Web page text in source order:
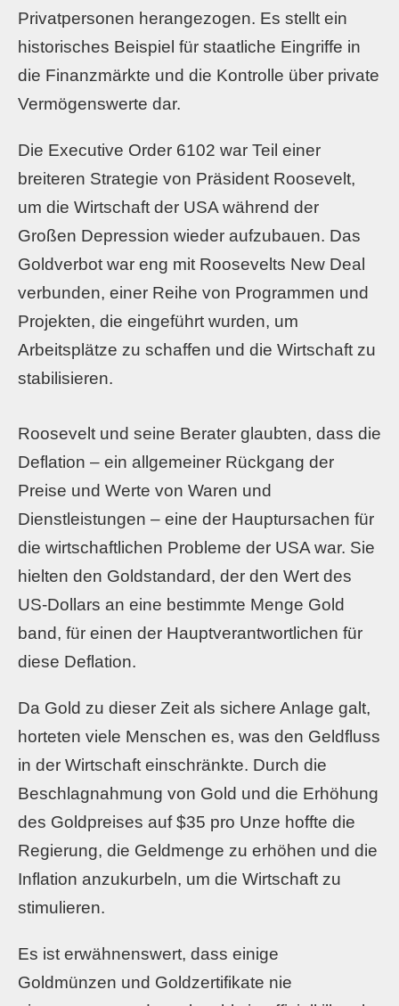
Privatpersonen herangezogen. Es stellt ein
historisches Beispiel für staatliche Eingriffe in
die Finanzmärkte und die Kontrolle über private
Vermögenswerte dar.
Die Executive Order 6102 war Teil einer
breiteren Strategie von Präsident Roosevelt,
um die Wirtschaft der USA während der
Großen Depression wieder aufzubauen. Das
Goldverbot war eng mit Roosevelts New Deal
verbunden, einer Reihe von Programmen und
Projekten, die eingeführt wurden, um
Arbeitsplätze zu schaffen und die Wirtschaft zu
stabilisieren.
Roosevelt und seine Berater glaubten, dass die
Deflation – ein allgemeiner Rückgang der
Preise und Werte von Waren und
Dienstleistungen – eine der Hauptursachen für
die wirtschaftlichen Probleme der USA war. Sie
hielten den Goldstandard, der den Wert des
US-Dollars an eine bestimmte Menge Gold
band, für einen der Hauptverantwortlichen für
diese Deflation.
Da Gold zu dieser Zeit als sichere Anlage galt,
horteten viele Menschen es, was den Geldfluss
in der Wirtschaft einschränkte. Durch die
Beschlagnahmung von Gold und die Erhöhung
des Goldpreises auf $35 pro Unze hoffte die
Regierung, die Geldmenge zu erhöhen und die
Inflation anzukurbeln, um die Wirtschaft zu
stimulieren.
Es ist erwähnenswert, dass einige
Goldmünzen und Goldzertifikate nie